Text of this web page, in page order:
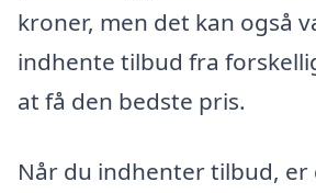
kroner, men det kan også
indhente tilbud fra
at få den bedste pris.
Når du indhenter tilbud,